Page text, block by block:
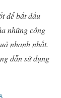
để bắt đầu
những công
nhanh nhất.
dẫn sử dụng